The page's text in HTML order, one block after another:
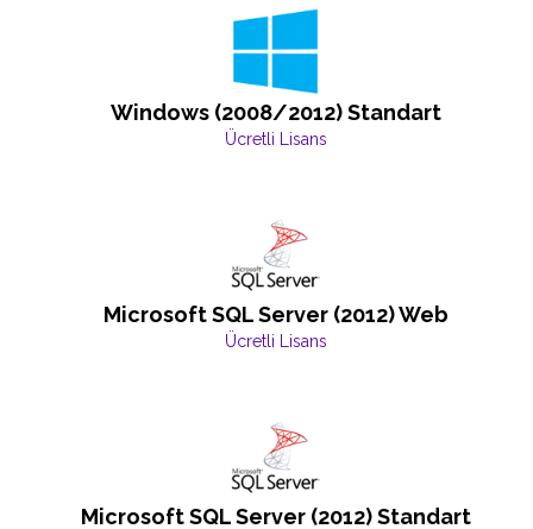
Windows (2008/2012) Standart
Ücretli Lisans
Microsoft SQL Server (2012) Web
Ücretli Lisans
Microsoft SQL Server (2012) Standart